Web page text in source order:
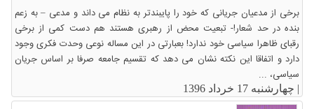
برخی از مدعیان جریانی که خود را پایبندتر به نظام می داند و مدعی – به زعم
بنده در حد شعار!- تبعیت محض از رهبری هستند هم دست کمی از برخی
رقبای ظاهرا سیاسی خود ندارد! بعبارتی در این مساله نوعی وحدت فکری وجود
دارد و اتفاقا این نکته نشان می دهد که تقسیم جامعه صرفا بر اساس جریان
سیاسی، ...
| چهارشنبه 17 خرداد 1396